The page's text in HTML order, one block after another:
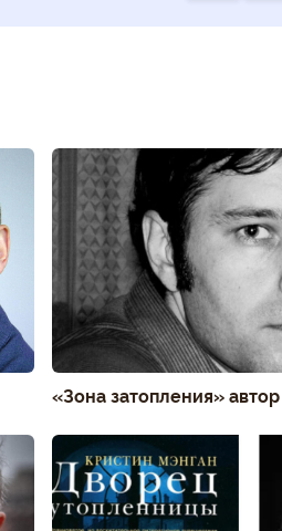
«Зона затопления»